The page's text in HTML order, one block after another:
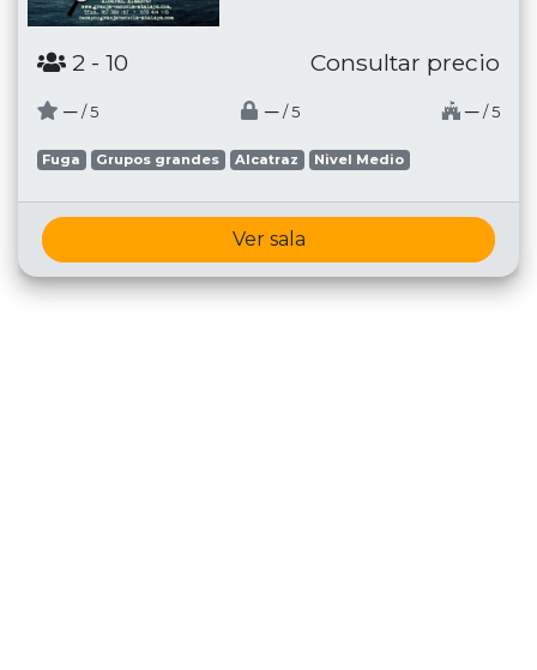
2 - 10 Consultar precio
─ / 5 ─ / 5 ─ / 5
Fuga Grupos grandes Alcatraz Nivel Medio
Ver sala